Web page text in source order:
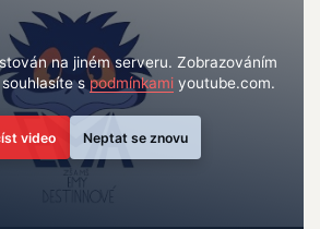
na jiném serveru. Zobrazováním
spodmínkamiyoutube.com.
video Neptat se znovu